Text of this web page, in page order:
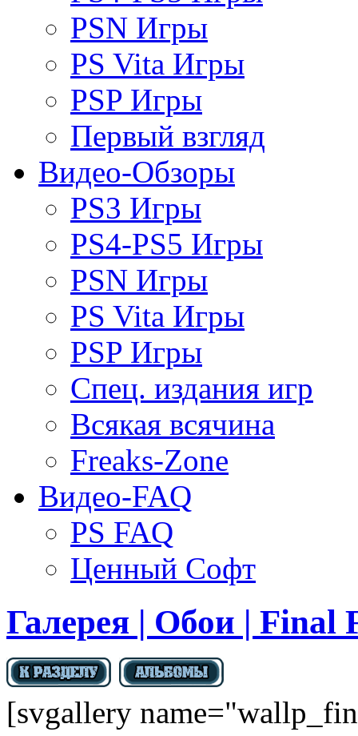
PSN Игры
PS Vita Игры
PSP Игры
Первый взгляд
Видео-Обзоры
PS3 Игры
PS4-PS5 Игры
PSN Игры
PS Vita Игры
PSP Игры
Спец. издания игр
Всякая всячина
Freaks-Zone
Видео-FAQ
PS FAQ
Ценный Софт
Галерея | Обои | Final
[svgallery